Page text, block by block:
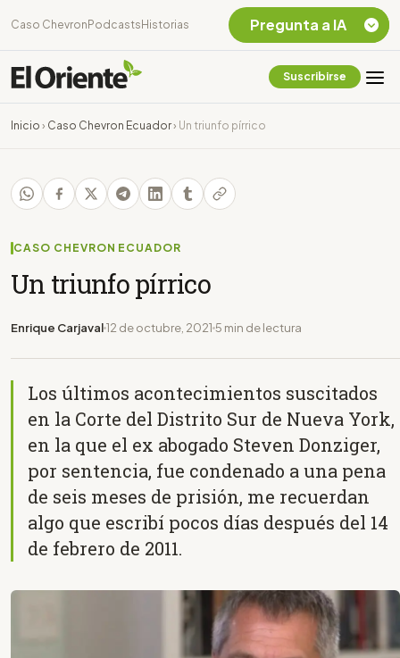
Caso Chevron Podcasts Historias
Suscribirse
Inicio › Caso Chevron Ecuador› Un triunfo pírrico
CASO CHEVRON ECUADOR
Un triunfo pírrico
Enrique Carjaval12 de octubre, 2021 5 min de lectura
Los últimos acontecimientos suscitados
en la Corte del Distrito Sur de Nueva York,
en la que el ex abogado Steven Donziger,
por sentencia, fue condenado a una pena
de seis meses de prisión, me recuerdan
algo que escribí pocos días después del 14
de febrero de 2011.
Pregunta a IA
Chevron Ecuador